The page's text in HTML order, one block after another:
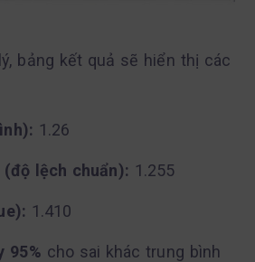
bảng kết quả sẽ hiển thị các
1.26
lệch chuẩn): 1.255
1.410
95% cho sai khác trung bình